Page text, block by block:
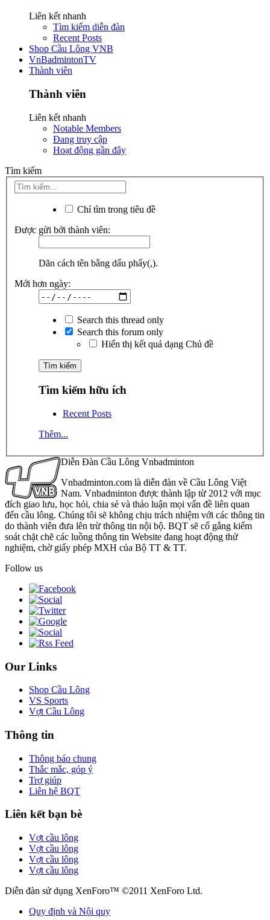
Liên kết nhanh
Tìm kiếm diễn đàn
Recent Posts
Shop Cầu Lông VNB
VnBadmintonTV
Thành viên
Thành viên
Liên kết nhanh
Notable Members
Đang truy cập
Hoạt động gần đây
Tìm kiếm
Chỉ tìm trong tiêu đề
Được gửi bởi thành viên:
Dãn cách tên bằng dấu phẩy(,).
Mới hơn ngày:
Search this thread only
Search this forum only
Hiển thị kết quả dạng Chủ đề
Tìm kiếm hữu ích
Recent Posts
Thêm...
Diễn Đàn Cầu Lông Vnbadminton
Vnbadminton.com là diễn đàn về Cầu Lông Việt
Nam. Vnbadminton được thành lập từ 2012 với mục
đích giao lưu, học hỏi, chia sẻ và thảo luận mọi vấn đề liên quan
đến cầu lông. Chúng tôi sẽ không chịu trách nhiệm với các thông tin
do thành viên đưa lên trừ thông tin nội bộ. BQT sẽ cố gắng kiểm
soát chặt chẽ các luồng thông tin Website đang hoạt động thử
nghiệm, chờ giấy phép MXH của Bộ TT & TT.
Follow us
Our Links
Shop Cầu Lông
VS Sports
Vợt Cầu Lông
Thông tin
Thông báo chung
Thắc mắc, góp ý
Trợ giúp
Liên hệ BQT
Liên kết bạn bè
Vợt cầu lông
Vợt cầu lông
Vợt cầu lông
Vợt cầu lông
Diễn đàn sử dụng XenForo™ ©2011 XenForo Ltd.
Quy định và Nội quy